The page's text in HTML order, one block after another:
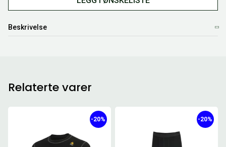
Beskrivelse
Relaterte varer
-20% -20%